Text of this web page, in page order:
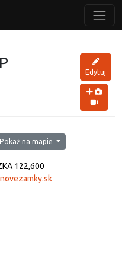
Edytuj
Pokaż na mapie
122,600